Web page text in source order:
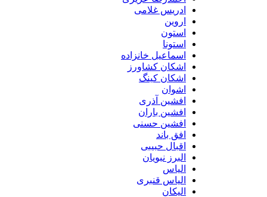
ادریس غلامی
اسماعیل خانزاده
اشکان کشاورز
اشکان کینگ
افشین آذری
افشین باران
افشین حسنی
افق باند
اقبال حبیبی
البرز نبویان
الیاس قنبرى